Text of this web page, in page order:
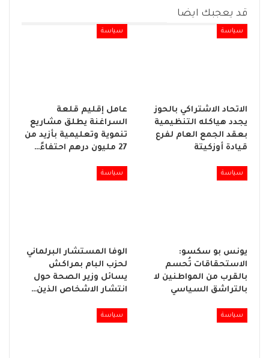
قد يعجبك ايضا
سياسة
الاتحاد الاشتراكي بالحوز
يجدد هياكله التنظيمية
بعقد الجمع العام لفرع
قيادة أوزكيتة
سياسة
عامل إقليم قلعة
السراغنة يطلق مشاريع
تنموية وتعليمية بأزيد من
27 مليون درهم احتفاءً…
سياسة
يونس بو سكسو:
الاستحقاقات تُحسم
بالقرب من المواطنين لا
بالتراشق السياسي
سياسة
الوفا المستشار البرلماني
لحزب البام بمراكش
يسائل وزير الصحة حول
انتشار الاشخاص الذين…
سياسة سياسة